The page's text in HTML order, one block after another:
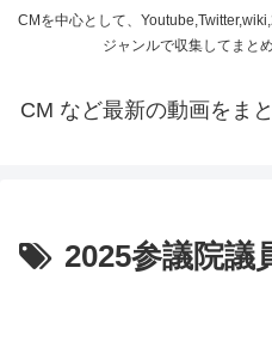
CMを中心として、
ジャンルで収集してまと
CM など最新の動画をま
2025参議院議